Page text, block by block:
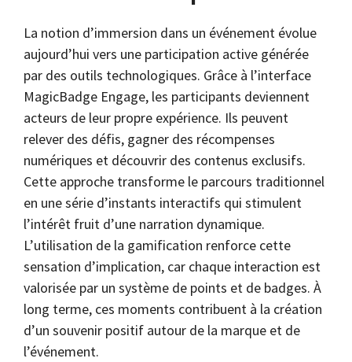
La notion d’immersion dans un événement évolue
aujourd’hui vers une participation active générée
par des outils technologiques. Grâce à l’interface
MagicBadge Engage, les participants deviennent
acteurs de leur propre expérience. Ils peuvent
relever des défis, gagner des récompenses
numériques et découvrir des contenus exclusifs.
Cette approche transforme le parcours traditionnel
en une série d’instants interactifs qui stimulent
l’intérêt fruit d’une narration dynamique.
L’utilisation de la gamification renforce cette
sensation d’implication, car chaque interaction est
valorisée par un système de points et de badges. À
long terme, ces moments contribuent à la création
d’un souvenir positif autour de la marque et de
l’événement.